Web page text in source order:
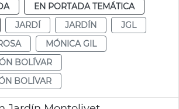
EN PORTADA TEMÁTICA
JARDÍ JARDÍN
JGL
MÓNICA GIL
BOLÍVAR
BOLÍVAR